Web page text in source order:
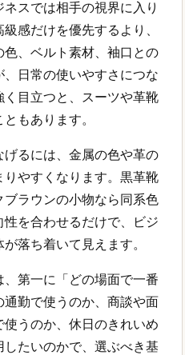
スでは相手の視界に入り
感だけを優先するより、
、ベルト素材、袖口との
日常の使いやすさにつな
目立つと、スーツや革靴
もあります。
るには、金属の色や革の
やすくなります。黒革靴
ラウンの小物なら同系色
を合わせるだけで、ビジ
落ち着いて見えます。
第一に「どの場面で一番
勤で使うのか、商談や面
うのか、休日のきれいめ
たいのかで、選ぶべき基